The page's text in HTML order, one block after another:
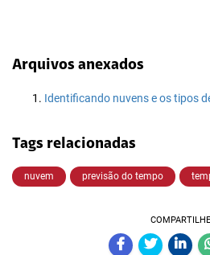
Arquivos anexados
Identificando nuvens e os tipos
Tags relacionadas
nuvem previsão do tempo
COMPARTILHE